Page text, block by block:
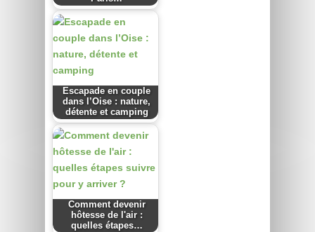
Escapade en couple
dans l’Oise : nature,
détente et camping
Comment devenir
hôtesse de l'air :
quelles étapes…